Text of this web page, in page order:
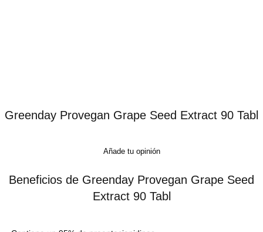
Greenday Provegan Grape Seed Extract 90 Tabl
Añade tu opinión
Beneficios de Greenday Provegan Grape Seed
Extract 90 Tabl